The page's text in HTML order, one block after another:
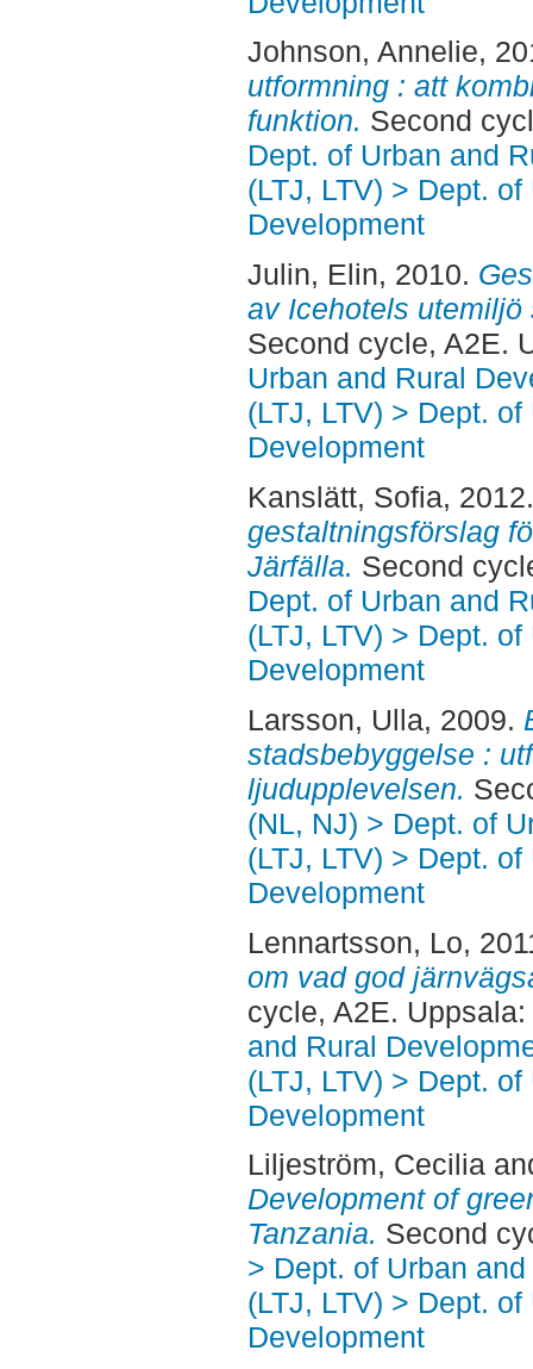
Johnson, Annelie,
utformning : att
funktion. Second
Dept. of Urban and
(LTJ, LTV) > Dept.
Development
Julin, Elin, 2010.
av Icehotels
Second cycle, A2E.
Urban and Rural
(LTJ, LTV) > Dept.
Development
Kanslätt, Sofia,
gestaltningsförslag
Järfälla. Second
Dept. of Urban and
(LTJ, LTV) > Dept.
Development
Larsson, Ulla, 2009.
stadsbebyggelse :
ljudupplevelsen.
(NL, NJ) > Dept. of
(LTJ, LTV) > Dept.
Development
Lennartsson, Lo,
om vad god
cycle, A2E. Uppsala:
and Rural
(LTJ, LTV) > Dept.
Development
Liljeström, Cecilia
Development of
Tanzania. Second
> Dept. of Urban
(LTJ, LTV) > Dept.
Development